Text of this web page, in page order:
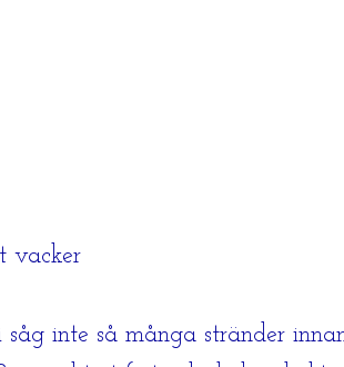
vacker
inte så många stränder